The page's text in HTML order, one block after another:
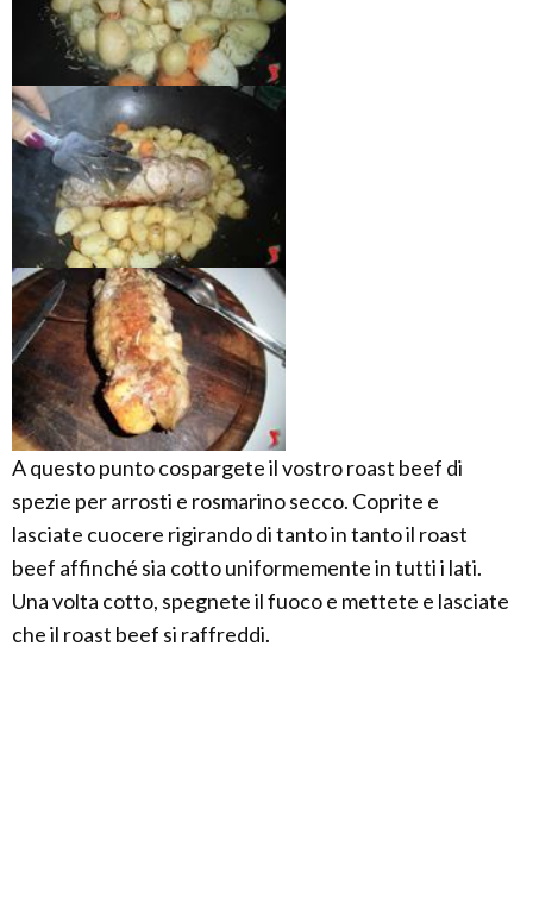
A questo punto cospargete il vostro roast beef di
spezie per arrosti e rosmarino secco. Coprite e
lasciate cuocere rigirando di tanto in tanto il roast
beef affinché sia cotto uniformemente in tutti i lati.
Una volta cotto, spegnete il fuoco e mettete e lasciate
che il roast beef si raffreddi.